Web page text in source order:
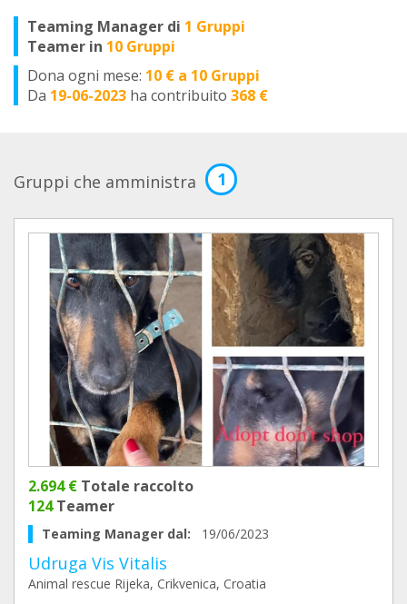
Teaming Manager di 1 Gruppi
Teamer in 10 Gruppi
Dona ogni mese: 10 € a 10 Gruppi
Da 19-06-2023 ha contribuito 368 €
Gruppi che amministra 1
2.694 € Totale raccolto
124Teamer
Teaming Manager dal: 19/06/2023
Udruga Vis Vitalis
Animal rescue Rijeka, Crikvenica, Croatia